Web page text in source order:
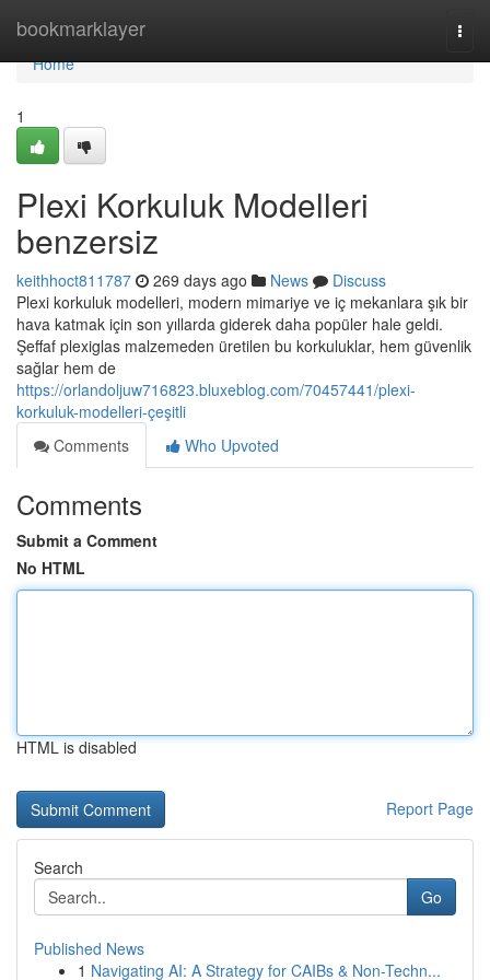
bookmarklayer
Home
Home
1
Plexi Korkuluk Modelleri
benzersiz
keithhoct811787 269 days ago News
Discuss
Plexi korkuluk modelleri, modern mimariye ve iç mekanlara şık bir
hava katmak için son yıllarda giderek daha popüler hale geldi.
Şeffaf plexiglas malzemeden üretilen bu korkuluklar, hem güvenlik
sağlar hem de
https://orlandoljuw716823.bluxeblog.com/70457441/plexi-
korkuluk-modelleri-çeşitli
Comments
Who Upvoted
Comments
Submit a Comment
No HTML
HTML is disabled
Report Page
Search
Go
Published News
1 Navigating AI: A Strategy for CAIBs & Non-Techn...